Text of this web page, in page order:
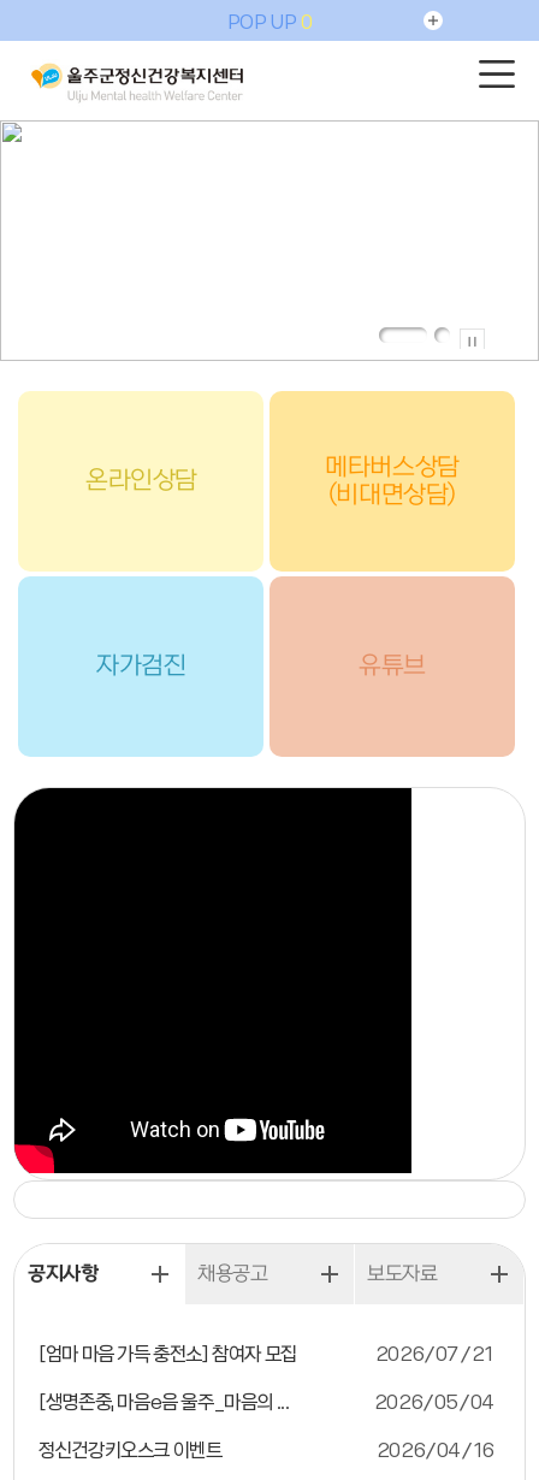
POP UP0
온라인상담
메타버스상담
(비대면상담)
자가검진 유튜브
공지사항 채용공고 보도자료
[엄마 마음 가득 충전소] 참여자 모집
2026/07/21
[생명존중, 마음e음 울주_마음의 ...
2026/05/04
정신건강키오스크 이벤트
2026/04/16